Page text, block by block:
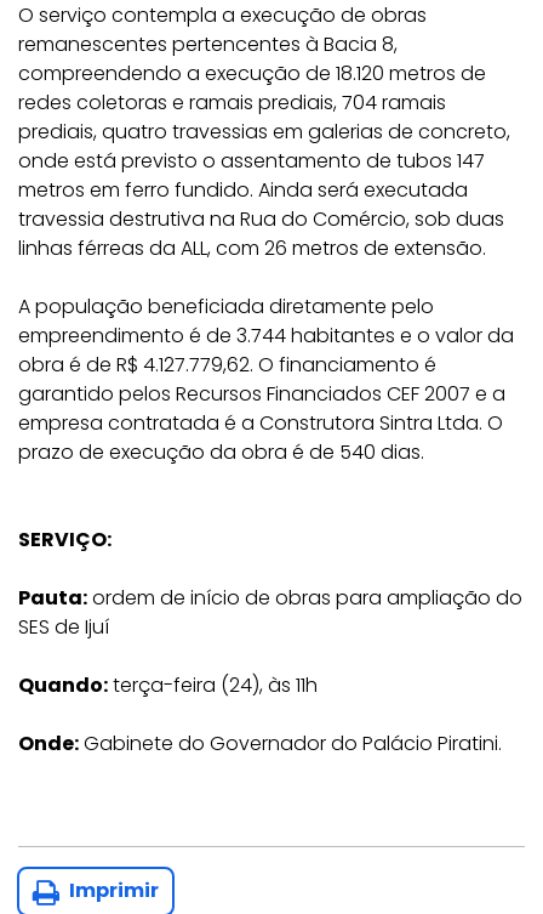
O serviço contempla a execução de obras
remanescentes pertencentes à Bacia 8,
compreendendo a execução de 18.120 metros de
redes coletoras e ramais prediais, 704 ramais
prediais, quatro travessias em galerias de concreto,
onde está previsto o assentamento de tubos 147
metros em ferro fundido. Ainda será executada
travessia destrutiva na Rua do Comércio, sob duas
linhas férreas da ALL, com 26 metros de extensão.
A população beneficiada diretamente pelo
empreendimento é de 3.744 habitantes e o valor da
obra é de R$ 4.127.779,62. O financiamento é
garantido pelos Recursos Financiados CEF 2007 e a
empresa contratada é a Construtora Sintra Ltda. O
prazo de execução da obra é de 540 dias.
SERVIÇO:
Pauta:ordem de início de obras para ampliação do
SES de Ijuí
Quando:terça-feira (24), às 11h
Onde:Gabinete do Governador do Palácio Piratini.
Imprimir